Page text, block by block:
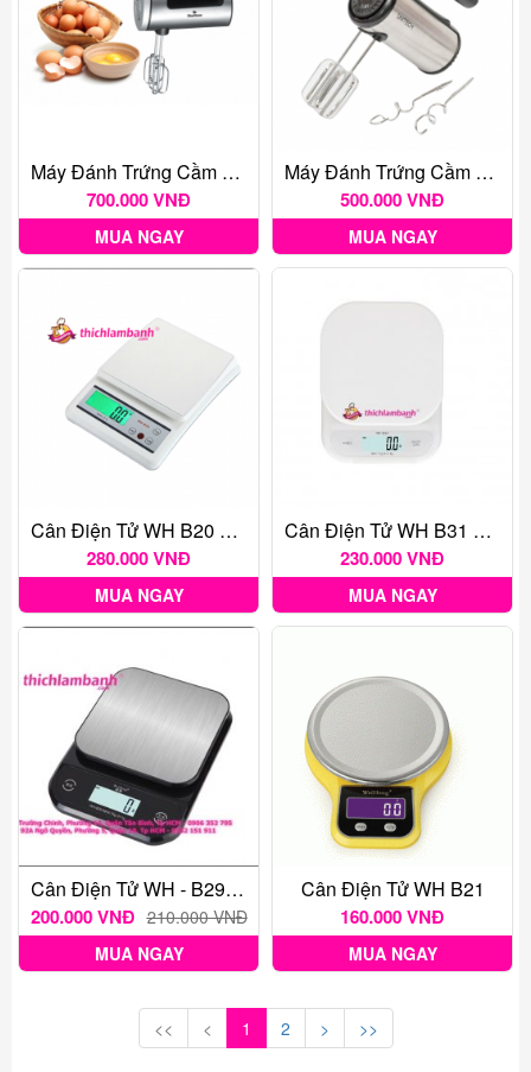
Máy Đánh Trứng Cầm Tay Bluestone
700.000 VNĐ
MUA NGAY
Máy Đánh Trứng Cầm Tay Unitech HU-3110
500.000 VNĐ
MUA NGAY
Cân Điện Tử WH B20 10kg
280.000 VNĐ
MUA NGAY
Cân Điện Tử WH B31 3kg Tối Thiếu 0.1g
230.000 VNĐ
MUA NGAY
Cân Điện Tử WH - B29 Max 7kg
200.000 VNĐ 210.000 VNĐ
MUA NGAY
Cân Điện Tử WH B21
160.000 VNĐ
MUA NGAY
<< < 1 2 > >>